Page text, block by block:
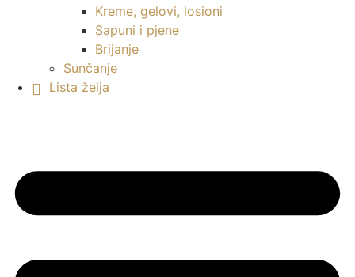
Kreme, gelovi, losioni
Sapuni i pjene
Brijanje
Sunčanje
Lista želja